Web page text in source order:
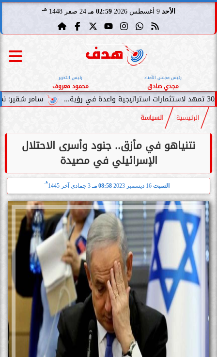
الأحد 9 أغسطس 2026 02:59 مـ 24 صفر 1448 هـ
رئيس مجلس الأمناء
مجدي صادق
رئيس التحرير
محمود معروف
سامر شقير: نمو صناديق
الرئيسية السياسة
نتنياهو في مأزق.. جنود وأسرى الاحتلال
الإسرائيلي في مصيدة
السبت 16 ديسمبر 2023 08:58 مـ 3 جمادى آخر 1445
هـ